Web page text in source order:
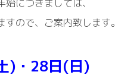
につきましては、
ので、ご案内致します。
)・28日(日)